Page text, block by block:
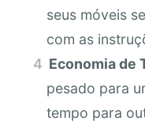
seus móveis
com as
Economia de
pesado para
tempo para